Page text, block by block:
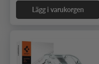
Lägg i varukorgen